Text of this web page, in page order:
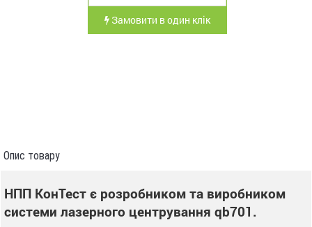
Замовити в один клік
Опис товару
НПП КонТест є розробником та виробником
системи лазерного центрування qb701.